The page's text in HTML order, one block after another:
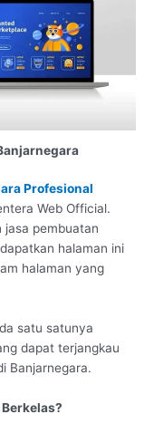
Profesional
Web Official.
jasa pembuatan
halaman ini
halaman yang
satu satunya
dapat terjangkau
Banjarnegara.